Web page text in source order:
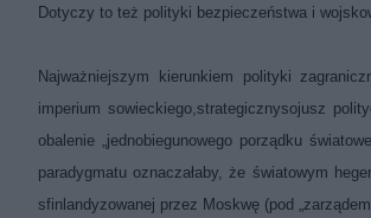
Dotyczy to też polityki bezpieczeństwa i
Najważniejszym kierunkiem polityki
imperium sowieckiego,strategicznysojusz
obalenie „jednobiegunowego porządku
paradygmatu oznaczałaby, że światowym
sfinlandyzowanej przez Moskwę (pod